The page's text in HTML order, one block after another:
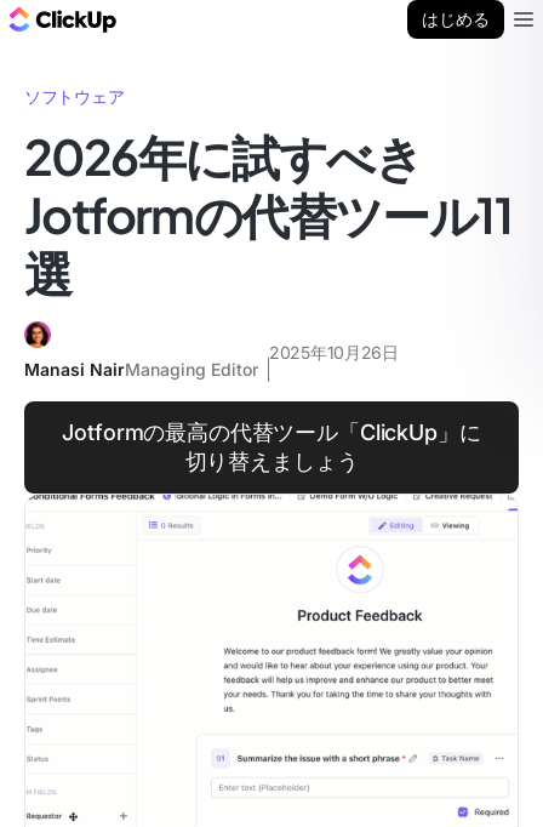
はじめる
ソフトウェア
2026年に試すべき
Jotformの代替ツール11
選
Manasi NairManaging Editor
2025年10月26日
Jotformの最高の代替ツール「ClickUp」に
切り替えましょう